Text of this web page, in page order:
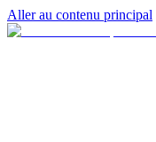
Aller au contenu principal